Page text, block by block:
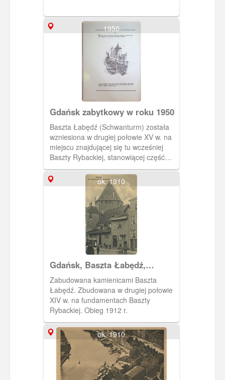
1950
Gdańsk zabytkowy w roku 1950
Baszta Łabędź (Schwanturm) została
wzniesiona w drugiej połowie XV w. na
miejscu znajdującej się tu wcześniej
Baszty Rybackiej, stanowiącej część
umocnień zamku krzyżackiego.
Mieszkańcy Gdańska rychło po
wygnaniu Krzyżaków z miasta (1454 r.)
zburzyli wszystkie ich budowle,
zostawiając gdzieniegdzie tylko
fundamenty. Basztę Łabędź
posadowiono właśnie na fundamentach
poprzedniej Baszty Rybackiej,
nawiązując zresztą do jej formy.
Podstawową różnicą było inne
usytuowanie płaskiego ścięcia cylindra
baszty – tym razem od strony miasta, a
nie od strony zamku.
ok. 1910
Gdańsk, Baszta Łabędź,
Schwanturm.
Zabudowana kamienicami Baszta
Łabędź. Zbudowana w drugiej połowie
XIV w. na fundamentach Baszty
Rybackiej. Obieg 1912 r.
ok. 1910